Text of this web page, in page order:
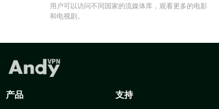
用户可以访问不同国家的流媒体库，观看更多的电影
和电视剧。
产品 支持